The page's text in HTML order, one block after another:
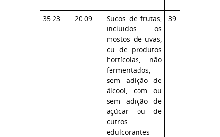
35.23 20.09
Sucos de frutas,
incluídos os
mostos de uvas,
ou de produtos
hortícolas, não
fermentados,
sem adição de
álcool, com ou
sem adição de
açúcar ou de
outros
edulcorantes
39